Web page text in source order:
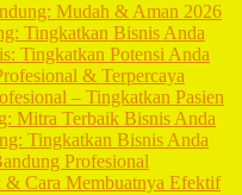
Mudah & Aman 2026
Tingkatkan Bisnis Anda
Tingkatkan Potensi Anda
& Terpercaya
– Tingkatkan Pasien
Mitra Terbaik Bisnis Anda
Tingkatkan Bisnis Anda
Profesional
& Cara Membuatnya Efektif